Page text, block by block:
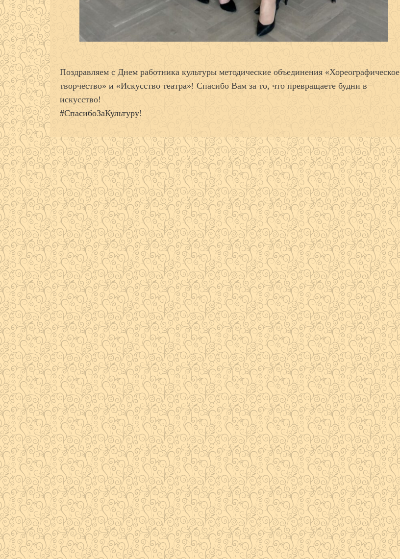
Поздравляем с Днем работника культуры методические объединения «Хореографическое
творчество» и «Искусство театра»! Спасибо Вам за то, что превращаете будни в
искусство!
#СпасибоЗаКультуру!